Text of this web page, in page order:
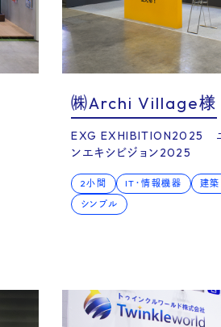
㈱Archi Village様
EXG EXHIBITION2025
ンエキシビジョン2025
2小間 IT・情報機器
建築
シンプル